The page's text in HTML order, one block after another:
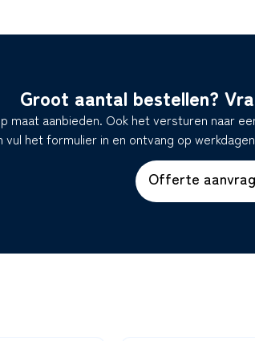
Groot aantal bestellen?
maat aanbieden. Ook het versturen naar
vul het formulier in en ontvang op
Offerte